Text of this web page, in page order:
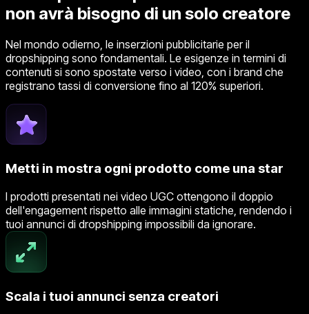
non avrà bisogno di un solo creatore
Nel mondo odierno, le inserzioni pubblicitarie per il
dropshipping sono fondamentali. Le esigenze in termini di
contenuti si sono spostate verso i video, con i brand che
registrano tassi di conversione fino al 120% superiori.
Metti in mostra ogni prodotto come una star
I prodotti presentati nei video UGC ottengono il doppio
dell'engagement rispetto alle immagini statiche, rendendo i
tuoi annunci di dropshipping impossibili da ignorare.
Scala i tuoi annunci senza creatori